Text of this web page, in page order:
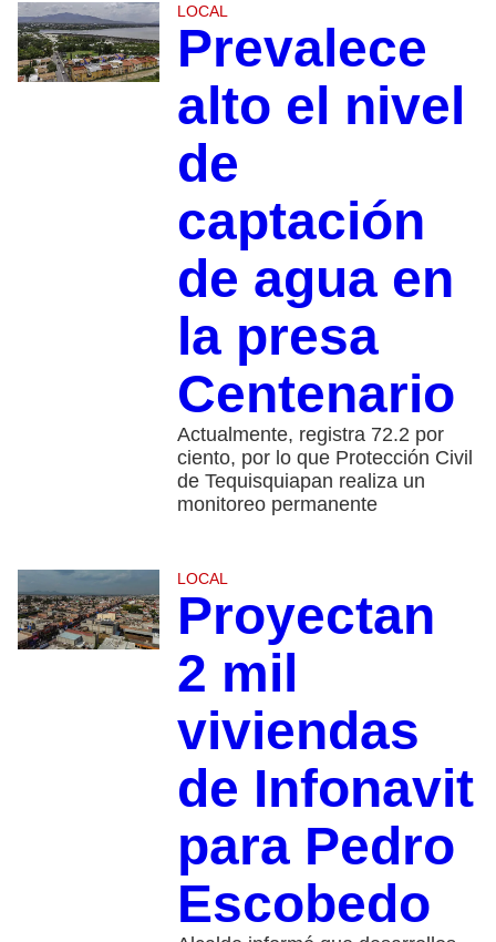
LOCAL
Prevalece
alto el nivel
de
captación
de agua en
la presa
Centenario
Actualmente, registra 72.2 por
ciento, por lo que Protección Civil
de Tequisquiapan realiza un
monitoreo permanente
LOCAL
Proyectan
2 mil
viviendas
de Infonavit
para Pedro
Escobedo